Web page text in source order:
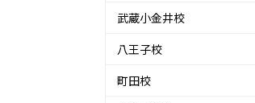
武蔵小金井校
八王子校
町田校